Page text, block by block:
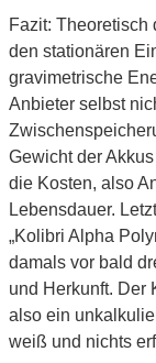
Fazit: Theoretisch
den stationären
gravimetrische
Anbieter selbst
Gewicht der
die Kosten, also
Lebensdauer.
„Kolibri Alpha
damals vor bald
und Herkunft. Der
also ein
weiß und nichts